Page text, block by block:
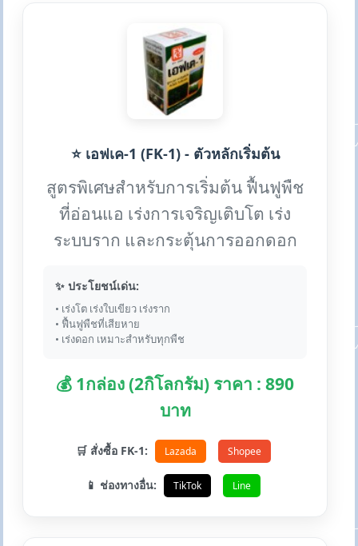
⭐ เอฟเค-1 (FK-1) - ตัวหลักเริ่มต้น
สูตรพิเศษสำหรับการเริ่มต้น ฟื้นฟูพืช
ที่อ่อนแอ เร่งการเจริญเติบโต เร่ง
ระบบราก และกระตุ้นการออกดอก
✨ ประโยชน์เด่น:
• เร่งโต เร่งใบเขียว เร่งราก
• ฟื้นฟูพืชที่เสียหาย
• เร่งดอก เหมาะสำหรับทุกพืช
💰 1กล่อง (2กิโลกรัม) ราคา : 890
บาท
🛒 สั่งซื้อ FK-1: Lazada Shopee
📱 ช่องทางอื่น: TikTok Line